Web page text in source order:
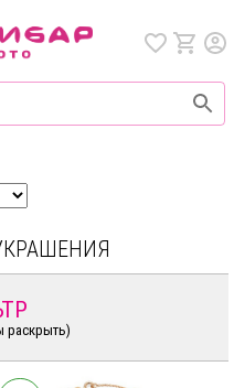
раскрыть)